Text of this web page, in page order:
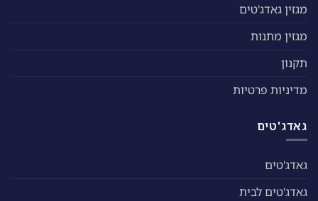
מגזין גאדג'טים
מגזין מתנות
תקנון
מדיניות פרטיות
גאדג'טים
גאדג'טים
גאדג'טים לבית